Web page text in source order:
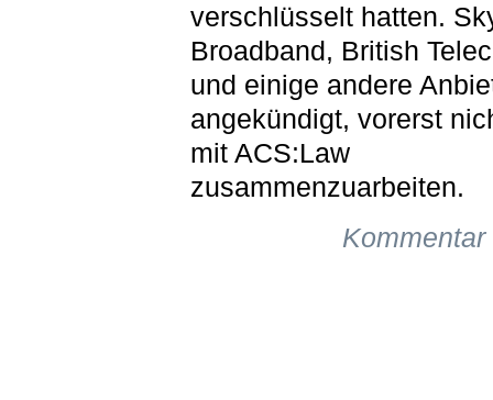
verschlüsselt hatten.
Broadband, British
und einige andere
angekündigt, vorerst
mit ACS:Law
zusammenzuarbeiten.